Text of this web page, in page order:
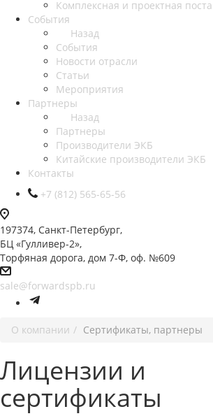
Комплексная и проектная
События
Назад
События
Новости отрасли
Статьи
Мероприятия
Партнеры
Назад
Партнеры
Производители ЭКБ
Китайские производители ЭКБ
Контакты
+7 (812) 565-65-56
197374, Санкт-Петербург,
БЦ «Гулливер-2»,
Торфяная дорога, дом 7-Ф, оф. №609
sale@forwardspb.ru
О компании Сертификаты, партнеры
Лицензии и
сертификаты